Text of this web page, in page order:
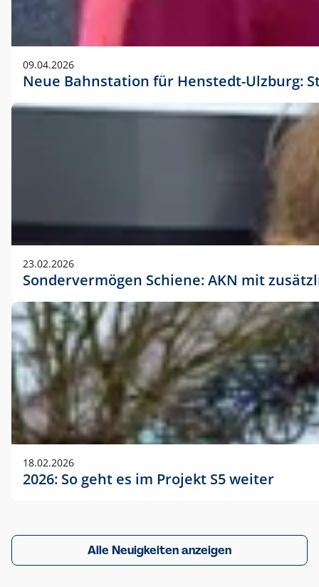
09.04.2026
Neue Bahnstation für Henstedt-Ulzburg:
23.02.2026
Sondervermögen Schiene: AKN mit
18.02.2026
2026: So geht es im Projekt S5 weiter
Alle Neuigkeiten anzeigen